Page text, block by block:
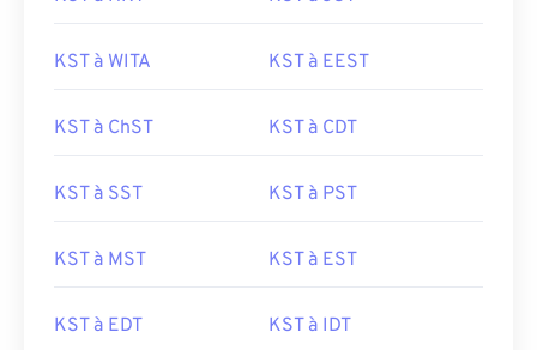
KST à WITA KST à EEST
KST à ChST KST à CDT
KST à SST KST à PST
KST à MST KST à EST
KST à EDT KST à IDT